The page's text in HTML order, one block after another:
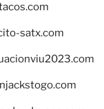
satx.com